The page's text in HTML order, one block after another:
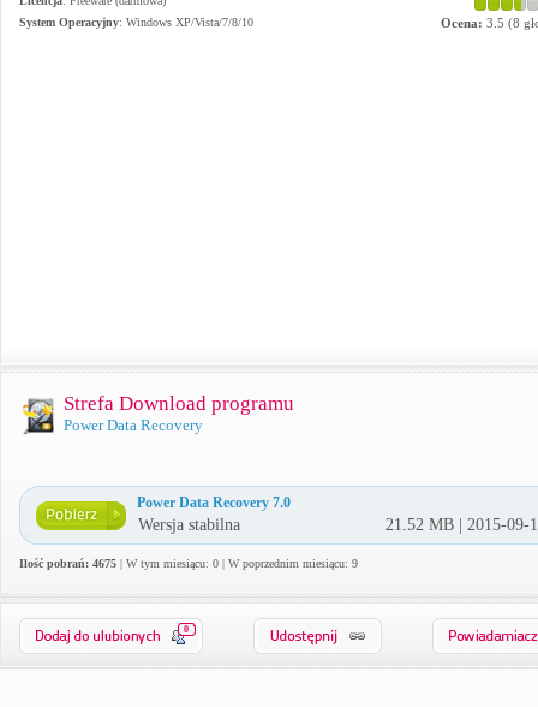
System Operacyjny: Windows XP/Vista/7/8/10 Ocena: 3.5 (8
Strefa Download programu
Power Data Recovery
Power Data Recovery 7.0
Wersja stabilna 21.52 MB | 2015-09-
Ilość pobrań: 4675 | W tym miesiącu: 0 | W poprzednim miesiącu: 9
0